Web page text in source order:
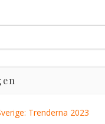
Trenderna 2023